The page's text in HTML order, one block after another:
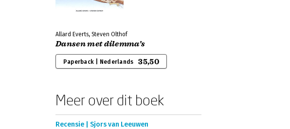
Allard Everts, Steven Olthof
Dansen met dilemma’s
Paperback | Nederlands 35,50
Meer over dit boek
Recensie | Sjors van Leeuwen